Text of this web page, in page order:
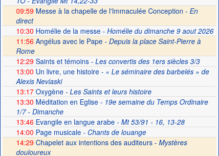
09:59 Messe à la chapelle de l'Immaculée Conception - En
direct
10:30 Homélie de la messe- Homélie du dimanche 9 aout 2026
11:56 Angélus avec le Pape - Depuis la place Saint-Pierre à
Rome
12:29Saints et témoins- Les convertis des 1ers siècles 3/3
13:00 Un livre, une histoire- « Le séminaire des barbelés » de
Alexis Neviaski
13:17Oxygène- Les Saints et leurs histoire
13:30 Méditation en Eglise- 19e semaine du Temps Ordinaire
1/7 - Dimanche
13:46Evangile en langue arabe- Mt 53/91 - 16, 13-28
14:00 Page musicale- Chants de louange
14:29 Chapelet aux intentions des auditeurs - Mystères
douloureux